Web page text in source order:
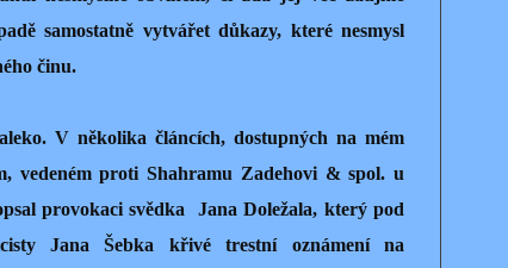
samostatně vytvářet důkazy, které nesmysl
činu.
V několika článcích, dostupných na mém
vedeném proti Shahramu Zadehovi & spol. u
provokaci svědka
Jana Doležala, který pod
Jana Šebka křivé trestní oznámení na